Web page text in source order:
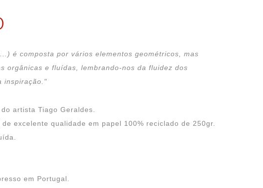
é composta por vários elementos geométricos, mas
orgânicas e fluídas, lembrando-nos da fluidez dos
inspiração."
artista Tiago Geraldes.
excelente qualidade em papel 100% reciclado de 250gr.
em Portugal.